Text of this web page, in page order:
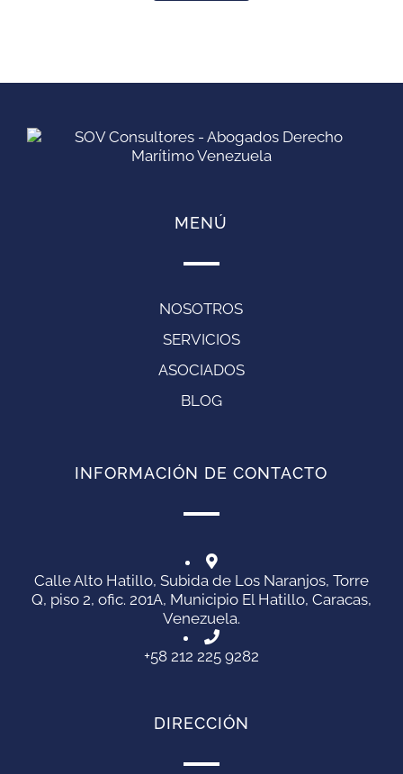
MENÚ
NOSOTROS
SERVICIOS
ASOCIADOS
BLOG
INFORMACIÓN DE CONTACTO
Calle Alto Hatillo, Subida de Los Naranjos, Torre
Q, piso 2, ofic. 201A, Municipio El Hatillo, Caracas,
Venezuela.
+58 212 225 9282
DIRECCIÓN